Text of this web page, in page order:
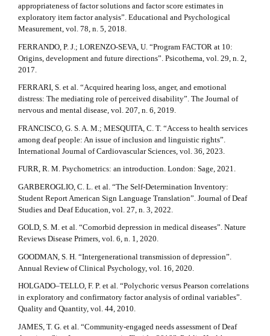
appropriateness of factor solutions and factor score estimates in
exploratory item factor analysis”. Educational and Psychological
Measurement, vol. 78, n. 5, 2018.
FERRANDO, P. J.; LORENZO-SEVA, U. “Program FACTOR at 10:
Origins, development and future directions”. Psicothema, vol. 29, n. 2,
2017.
FERRARI, S. et al. “Acquired hearing loss, anger, and emotional
distress: The mediating role of perceived disability”. The Journal of
nervous and mental disease, vol. 207, n. 6, 2019.
FRANCISCO, G. S. A. M.; MESQUITA, C. T. “Access to health services
among deaf people: An issue of inclusion and linguistic rights”.
International Journal of Cardiovascular Sciences, vol. 36, 2023.
FURR, R. M. Psychometrics: an introduction. London: Sage, 2021.
GARBEROGLIO, C. L. et al. “The Self-Determination Inventory:
Student Report American Sign Language Translation”. Journal of Deaf
Studies and Deaf Education, vol. 27, n. 3, 2022.
GOLD, S. M. et al. “Comorbid depression in medical diseases”. Nature
Reviews Disease Primers, vol. 6, n. 1, 2020.
GOODMAN, S. H. “Intergenerational transmission of depression”.
Annual Review of Clinical Psychology, vol. 16, 2020.
HOLGADO–TELLO, F. P. et al. “Polychoric versus Pearson correlations
in exploratory and confirmatory factor analysis of ordinal variables”.
Quality and Quantity, vol. 44, 2010.
JAMES, T. G. et al. “Community-engaged needs assessment of Deaf